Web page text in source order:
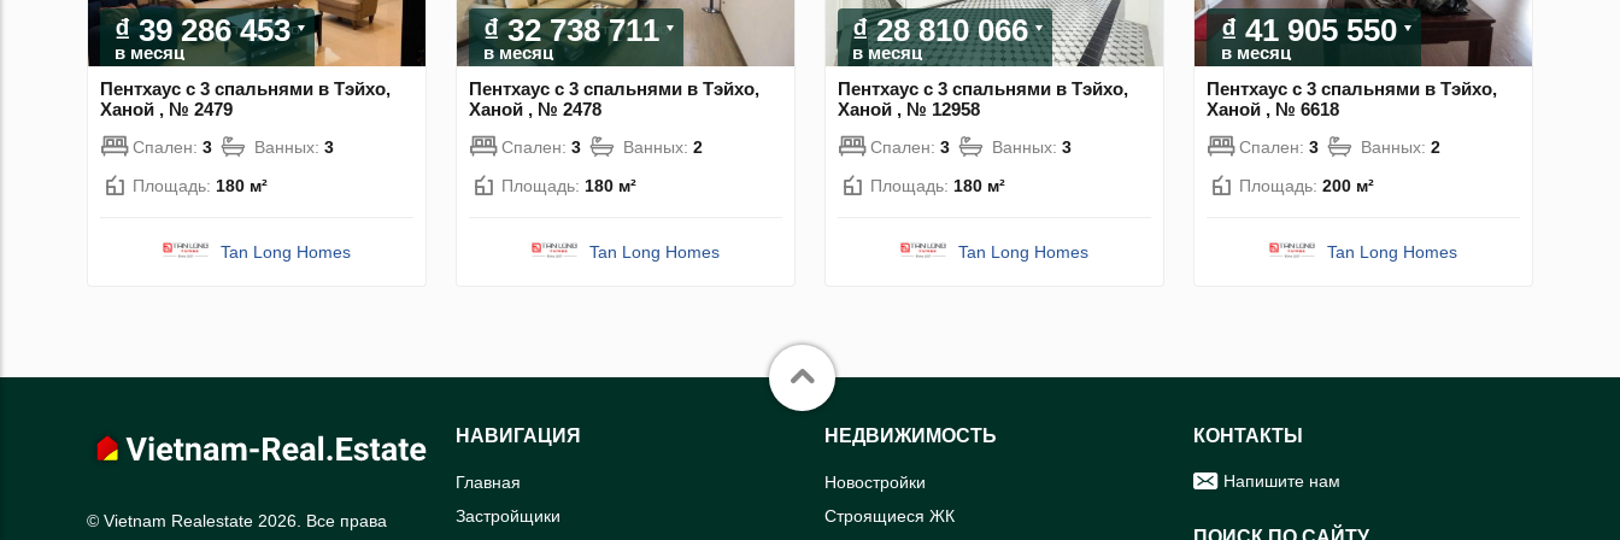
₫ 39 286 453
в месяц
Пентхаус с 3 спальнями в Тэйхо,
Ханой , № 2479
Спален: 3 Ванных: 3
Площадь: 180 м²
Tan Long Homes
₫ 32 738 711
в месяц
Пентхаус с 3 спальнями в Тэйхо,
Ханой , № 2478
Спален: 3 Ванных: 2
Площадь: 180 м²
Tan Long Homes
₫ 28 810 066
в месяц
Пентхаус с 3 спальнями в Тэйхо,
Ханой , № 12958
Спален: 3 Ванных: 3
Площадь: 180 м²
Tan Long Homes
₫ 41 905 550
в месяц
Пентхаус с 3 спальнями в Тэйхо,
Ханой , № 6618
Спален: 3 Ванных: 2
Площадь: 200 м²
Tan Long Homes
© Vietnam Realestate 2026. Все права
НАВИГАЦИЯ
Главная
Застройщики
НЕДВИЖИМОСТЬ
Новостройки
Строящиеся ЖК
КОНТАКТЫ
Напишите нам